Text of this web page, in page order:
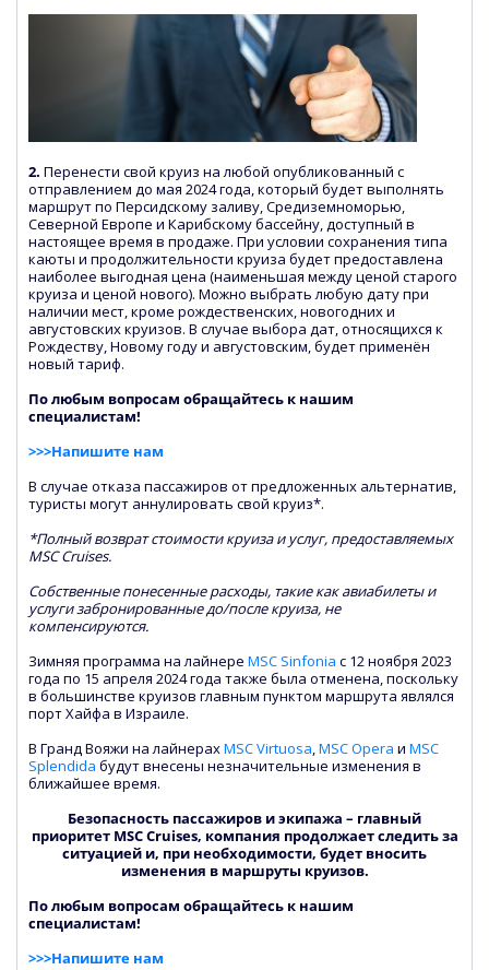
2. Перенести свой круиз на любой опубликованный с
отправлением до мая 2024 года, который будет выполнять
маршрут по Персидскому заливу, Средиземноморью,
Северной Европе и Карибскому бассейну, доступный в
настоящее время в продаже. При условии сохранения типа
каюты и продолжительности круиза будет предоставлена
наиболее выгодная цена (наименьшая между ценой старого
круиза и ценой нового). Можно выбрать любую дату при
наличии мест, кроме рождественских, новогодних и
августовских круизов. В случае выбора дат, относящихся к
Рождеству, Новому году и августовским, будет применён
новый тариф.
По любым вопросам обращайтесь к нашим
специалистам!
>>>Напишите нам
В случае отказа пассажиров от предложенных альтернатив,
туристы могут аннулировать свой круиз*.
*Полный возврат стоимости круиза и услуг, предоставляемых
MSC Cruises.
Собственные понесенные расходы, такие как авиабилеты и
услуги забронированные до/после круиза, не
компенсируются.
Зимняя программа на лайнере MSC Sinfonia с 12 ноября 2023
года по 15 апреля 2024 года также была отменена, поскольку
в большинстве круизов главным пунктом маршрута являлся
порт Хайфа в Израиле.
В Гранд Вояжи на лайнерахMSC Virtuosa,MSC Opera и MSC
Splendida будут внесены незначительные изменения в
ближайшее время.
Безопасность пассажиров и экипажа – главный
приоритет MSC Cruises, компания продолжает следить за
ситуацией и, при необходимости, будет вносить
изменения в маршруты круизов.
По любым вопросам обращайтесь к нашим
специалистам!
>>>Напишите нам